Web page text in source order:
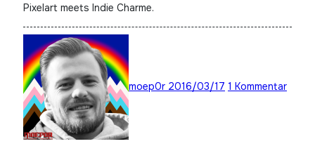
Pixelart meets Indie Charme.
moep0r 2016/03/17 1 Kommentar